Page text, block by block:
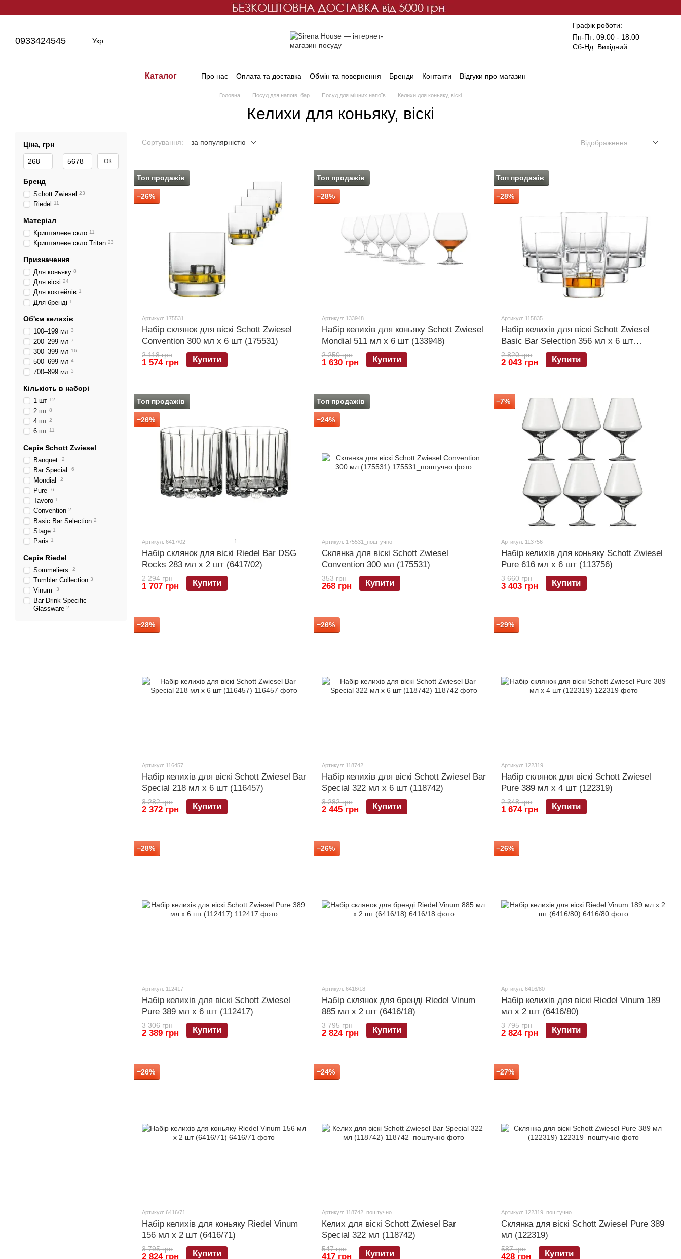
0933424545 Укр
Графік роботи:
Пн-Пт: 09:00 - 18:00
Сб-Нд: Вихідний
Каталог Про нас Оплата та доставка Обмін та повернення Бренди Контакти Відгуки про магазин
Головна Посуд для напоїв, бар Посуд для міцних напоїв Келихи для коньяку, віскі
Келихи для коньяку, віскі
Сортування: за популярністю Відображення:
Топ продажів
−26%
Артикул: 175531
Набір склянок для віскі Schott Zwiesel
Convention 300 мл х 6 шт (175531)
2 118 грн
1 574 грн Купити
Топ продажів
−28%
Артикул: 133948
Набір келихів для коньяку Schott Zwiesel
Mondial 511 мл х 6 шт (133948)
2 250 грн
1 630 грн Купити
Топ продажів
−28%
Артикул: 115835
Набір келихів для віскі Schott Zwiesel
Basic Bar Selection 356 мл х 6 шт
(115835)
2 820 грн
2 043 грн Купити
Топ продажів
−26%
Артикул: 6417/02 1
Набір склянок для віскі Riedel Bar DSG
Rocks 283 мл х 2 шт (6417/02)
2 294 грн
1 707 грн Купити
Топ продажів
−24%
Артикул: 175531_поштучно
Склянка для віскі Schott Zwiesel
Convention 300 мл (175531)
353 грн
268 грн Купити
−7%
Артикул: 113756
Набір келихів для коньяку Schott Zwiesel
Pure 616 мл х 6 шт (113756)
3 660 грн
3 403 грн Купити
−28%
Артикул: 116457
Набір келихів для віскі Schott Zwiesel Bar
Special 218 мл х 6 шт (116457)
3 282 грн
2 372 грн Купити
−26%
Артикул: 118742
Набір келихів для віскі Schott Zwiesel Bar
Special 322 мл х 6 шт (118742)
3 282 грн
2 445 грн Купити
−29%
Артикул: 122319
Набір склянок для віскі Schott Zwiesel
Pure 389 мл х 4 шт (122319)
2 348 грн
1 674 грн Купити
−28%
Артикул: 112417
Набір келихів для віскі Schott Zwiesel
Pure 389 мл х 6 шт (112417)
3 306 грн
2 389 грн Купити
−26%
Артикул: 6416/18
Набір склянок для бренді Riedel Vinum
885 мл х 2 шт (6416/18)
3 795 грн
2 824 грн Купити
−26%
Артикул: 6416/80
Набір келихів для віскі Riedel Vinum 189
мл х 2 шт (6416/80)
3 795 грн
2 824 грн Купити
−26%
Артикул: 6416/71
Набір келихів для коньяку Riedel Vinum
156 мл х 2 шт (6416/71)
3 795 грн
2 824 грн Купити
−24%
Артикул: 118742_поштучно
Келих для віскі Schott Zwiesel Bar
Special 322 мл (118742)
547 грн
417 грн Купити
−27%
Артикул: 122319_поштучно
Склянка для віскі Schott Zwiesel Pure 389
мл (122319)
587 грн
428 грн Купити
Ціна, грн
Від Ціна, грн
До Ціна, грн ОК
Бренд
Schott Zwiesel 23
Riedel 11
Матеріал
Кришталеве скло 11
Кришталеве скло Tritan 23
Призначення
Для коньяку 8
Для віскі 24
Для коктейлів 1
Для бренді 1
Об'єм келихів
100–199 мл 3
200–299 мл 7
300–399 мл 16
500–699 мл 4
700–899 мл 3
Кількість в наборі
1 шт 12
2 шт 8
4 шт 2
6 шт 11
Серія Schott Zwiesel
Banquet 2
Bar Special 6
Mondial 2
Pure 6
Tavoro 1
Convention 2
Basic Bar Selection 2
Stage 1
Paris 1
Серія Riedel
Sommeliers 2
Tumbler Collection 3
Vinum 3
Bar Drink Specific
Glassware 2